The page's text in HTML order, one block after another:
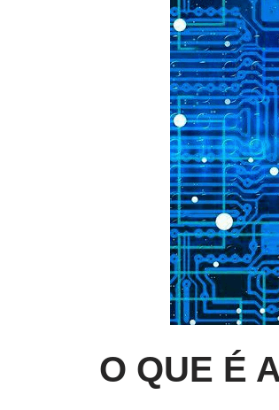
O QUE É